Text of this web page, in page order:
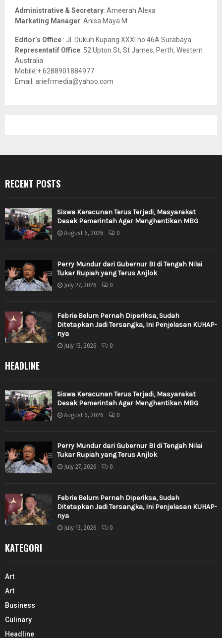
Administrative & Secretary: Ameerah Alexa
Marketing Manager: Anisa Maya M
Editor’s Office : Jl. Dukuh Kupang XXXI no.46A Surabaya
Representatif Office: 52 Upton St, St James, Perth, Western
Australia
Mobile:+ 6288901884977
Email: ariefrmedia@yahoo.com
RECENT POSTS
Siswa Keracunan Terus Terjadi, Masyarakat
Desak Pemerintah Agar Menghentikan MBG
August 6, 2026 0
Perry Mundur dari Gubernur BI di Tengah Nilai
Tukar Rupiah yang Terus Anjlok
July 27, 2026 0
Febrie Belum Pernah Diperiksa, Sudah
Ditetapkan Jadi Tersangka, Ini Penjelasan KUHAP-
nya
July 13, 2026 0
HEADLINE
Siswa Keracunan Terus Terjadi, Masyarakat
Desak Pemerintah Agar Menghentikan MBG
August 6, 2026 0
Perry Mundur dari Gubernur BI di Tengah Nilai
Tukar Rupiah yang Terus Anjlok
July 27, 2026 0
Febrie Belum Pernah Diperiksa, Sudah
Ditetapkan Jadi Tersangka, Ini Penjelasan KUHAP-
nya
July 13, 2026 0
KATEGORI
Art
Art
Business
Culinary
Headline